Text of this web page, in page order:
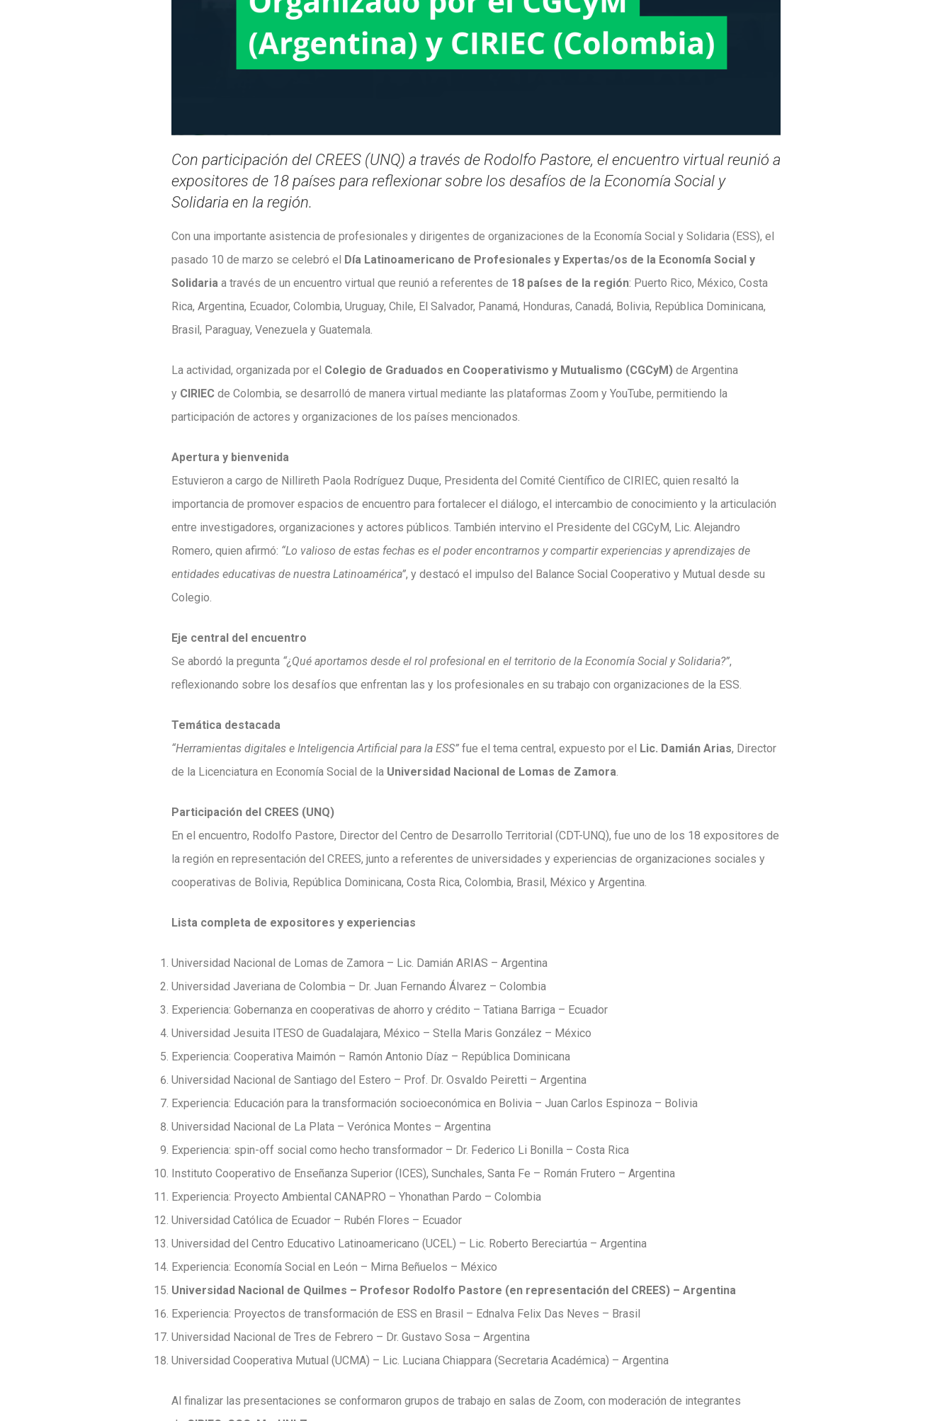
Con participación del CREES (UNQ) a través de Rodolfo Pastore, el encuentro virtual reunió a
expositores de 18 países para reflexionar sobre los desafíos de la Economía Social y
Solidaria en la región.
Con una importante asistencia de profesionales y dirigentes de organizaciones de la Economía Social y Solidaria (ESS), el
pasado 10 de marzo se celebró el Día Latinoamericano de Profesionales y Expertas/os de la Economía Social y
Solidaria a través de un encuentro virtual que reunió a referentes de 18 países de la región: Puerto Rico, México, Costa
Rica, Argentina, Ecuador, Colombia, Uruguay, Chile, El Salvador, Panamá, Honduras, Canadá, Bolivia, República Dominicana,
Brasil, Paraguay, Venezuela y Guatemala.
La actividad, organizada por el Colegio de Graduados en Cooperativismo y Mutualismo (CGCyM) de Argentina
y CIRIEC de Colombia, se desarrolló de manera virtual mediante las plataformas Zoom y YouTube, permitiendo la
participación de actores y organizaciones de los países mencionados.
Apertura y bienvenida
Estuvieron a cargo de Nillireth Paola Rodríguez Duque, Presidenta del Comité Científico de CIRIEC, quien resaltó la
importancia de promover espacios de encuentro para fortalecer el diálogo, el intercambio de conocimiento y la articulación
entre investigadores, organizaciones y actores públicos. También intervino el Presidente del CGCyM, Lic. Alejandro
Romero, quien afirmó: “Lo valioso de estas fechas es el poder encontrarnos y compartir experiencias y aprendizajes de
entidades educativas de nuestra Latinoamérica”, y destacó el impulso del Balance Social Cooperativo y Mutual desde su
Colegio.
Eje central del encuentro
Se abordó la pregunta “¿Qué aportamos desde el rol profesional en el territorio de la Economía Social y Solidaria?”,
reflexionando sobre los desafíos que enfrentan las y los profesionales en su trabajo con organizaciones de la ESS.
Temática destacada
“Herramientas digitales e Inteligencia Artificial para la ESS” fue el tema central, expuesto por el Lic. Damián Arias, Director
de la Licenciatura en Economía Social de la Universidad Nacional de Lomas de Zamora.
Participación del CREES (UNQ)
En el encuentro, Rodolfo Pastore, Director del Centro de Desarrollo Territorial (CDT-UNQ), fue uno de los 18 expositores de
la región en representación del CREES, junto a referentes de universidades y experiencias de organizaciones sociales y
cooperativas de Bolivia, República Dominicana, Costa Rica, Colombia, Brasil, México y Argentina.
Lista completa de expositores y experiencias
Universidad Nacional de Lomas de Zamora – Lic. Damián ARIAS – Argentina
Universidad Javeriana de Colombia – Dr. Juan Fernando Álvarez – Colombia
Experiencia: Gobernanza en cooperativas de ahorro y crédito – Tatiana Barriga – Ecuador
Universidad Jesuita ITESO de Guadalajara, México – Stella Maris González – México
Experiencia: Cooperativa Maimón – Ramón Antonio Díaz – República Dominicana
Universidad Nacional de Santiago del Estero – Prof. Dr. Osvaldo Peiretti – Argentina
Experiencia: Educación para la transformación socioeconómica en Bolivia – Juan Carlos Espinoza – Bolivia
Universidad Nacional de La Plata – Verónica Montes – Argentina
Experiencia: spin-off social como hecho transformador – Dr. Federico Li Bonilla – Costa Rica
Instituto Cooperativo de Enseñanza Superior (ICES), Sunchales, Santa Fe – Román Frutero – Argentina
Experiencia: Proyecto Ambiental CANAPRO – Yhonathan Pardo – Colombia
Universidad Católica de Ecuador – Rubén Flores – Ecuador
Universidad del Centro Educativo Latinoamericano (UCEL) – Lic. Roberto Bereciartúa – Argentina
Experiencia: Economía Social en León – Mirna Beñuelos – México
Universidad Nacional de Quilmes – Profesor Rodolfo Pastore (en representación del CREES) – Argentina
Experiencia: Proyectos de transformación de ESS en Brasil – Ednalva Felix Das Neves – Brasil
Universidad Nacional de Tres de Febrero – Dr. Gustavo Sosa – Argentina
Universidad Cooperativa Mutual (UCMA) – Lic. Luciana Chiappara (Secretaria Académica) – Argentina
Al finalizar las presentaciones se conformaron grupos de trabajo en salas de Zoom, con moderación de integrantes